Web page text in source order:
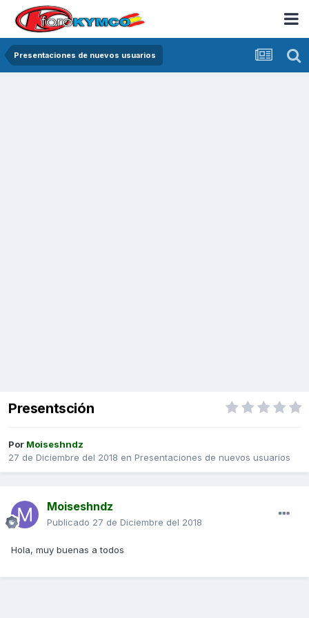
Presentaciones de nuevos usuarios
Presentsción
Por Moiseshndz
27 de Diciembre del 2018 en Presentaciones de nuevos usuarios
Moiseshndz
Publicado 27 de Diciembre del 2018
Hola, muy buenas a todos